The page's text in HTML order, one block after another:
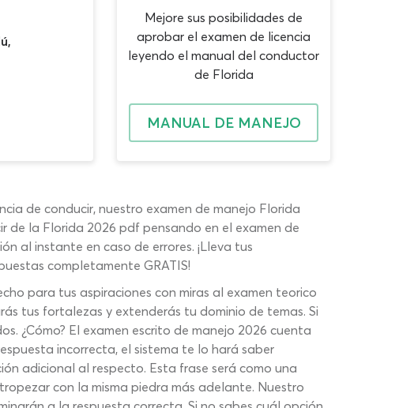
Mejore sus posibilidades de
aprobar el examen de licencia
leyendo el manual del conductor
de Florida
MANUAL DE MANEJO
de conducir, nuestro examen de manejo Florida
de la Florida 2026 pdf pensando en el examen de
al instante en caso de errores. ¡Lleva tus
completamente GRATIS!
para tus aspiraciones con miras al examen teorico
tus fortalezas y extenderás tu dominio de temas. Si
¿Cómo? El examen escrito de manejo 2026 cuenta
incorrecta, el sistema te lo hará saber
adicional al respecto. Esta frase será como una
con la misma piedra más adelante. Nuestro